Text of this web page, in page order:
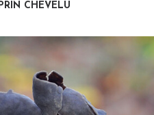
CHEVELU